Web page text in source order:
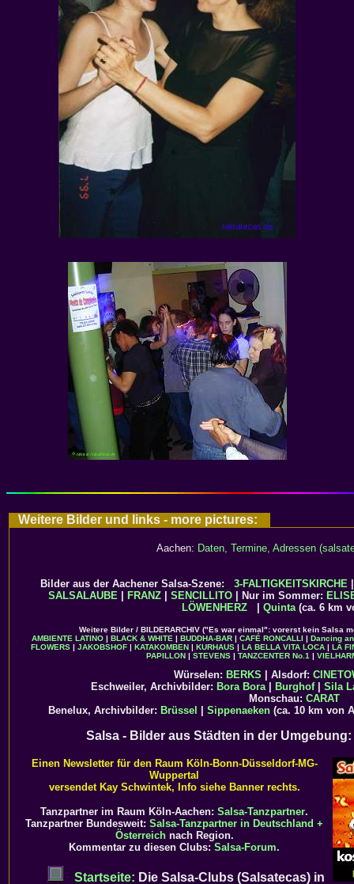
Weitere Bilder und links - more pictures:
Aachen: Daten, Termine, Adressen
Bilder aus der Aachener Salsa-Szene: 3-FALTIGKEITSKIRCHE
SALSALAUBE
FRANZ SENCILLITO | Nur im Sommer:
LÖWENHERZ| Quinta(ca. 6 km
Weitere Bilder / BILDERARCHIV ("Es war einmal": vorerst kein Salsa
AMBIENTE LATINO | BLACK & WHITE | BUDDHA-BAR | CAFÉ RONCALLI | Dancing
FLOWERS| JAKOBSHOF| KATAKOMBEN| KURHAUS| LA BELLA VITA LOCA| LA
PAPILLON | STEVENS | TANZCENTER No.1 |
Würselen: BERKS | Alsdorf:
Eschweiler, Archivbilder: Bora Bora| Burghof| Sila
Monschau: CARAT
Benelux, Archivbilder: Brüssel Sippenaeken(ca. 10 km von
Salsa - Bilder aus Städten in der Umgebung:
Einen Newsletter für den Raum Köln-Bonn-Düsseldorf-MG-
Wuppertal
versendet Kay Schwintek, Info siehe Banner rechts.
Tanzpartner im Raum Köln-Aachen: Salsa-Tanzpartner.
Tanzpartner Bundesweit: Salsa-Tanzpartner in Deutschland +
Österreichnach Region.
Kommentar zu diesen Clubs: Salsa-Forum.
Startseite: Die Salsa-Clubs (Salsatecas) in